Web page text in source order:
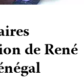
de René